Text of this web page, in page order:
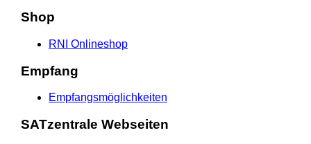
Shop
RNI Onlineshop
Empfang
Empfangsmöglichkeiten
SATzentrale Webseiten